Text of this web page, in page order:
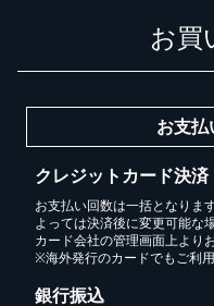
お買
お支払
クレジットカード決済
お支払い回数は一括となりま
よっては決済後に変更可能な
カード会社の管理画面上より
※海外発行のカードでもご利用
銀行振込